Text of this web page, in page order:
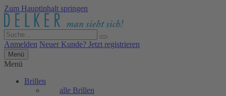
Zum Hauptinhalt springen
Anmelden Neuer Kunde? Jetzt registrieren
Menü
Menü
Brillen
alle Brillen